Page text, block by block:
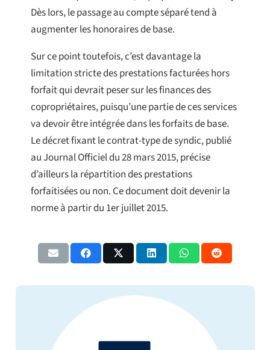
Dès lors, le passage au compte séparé tend à
augmenter les honoraires de base.
Sur ce point toutefois, c’est davantage la
limitation stricte des prestations facturées hors
forfait qui devrait peser sur les finances des
copropriétaires, puisqu’une partie de ces services
va devoir être intégrée dans les forfaits de base.
Le décret fixant le contrat-type de syndic, publié
au Journal Officiel du 28 mars 2015, précise
d’ailleurs la répartition des prestations
forfaitisées ou non. Ce document doit devenir la
norme à partir du 1er juillet 2015.